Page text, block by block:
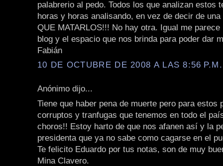
palabrerio al pedo. Todos los que analizan estos
horas y horas analisando, en vez de decir de
QUE MATARLOS!!! No hay otra. Igual me parece
blog y el espacio que nos brinda para poder dar
Fabián
10 DE OCTUBRE DE 2008 A LAS 8:56 P.M.
Anónimo dijo...
Tiene que haber pena de muerte pero para estos
corruptos y tranfugas que tenemos en todo el
choros!! Estoy harto de que nos afanen así y la
presidenta que ya no sabe como cagarse en el
Te felicito Eduardo por tus notas, son de muy
Mina Clavero.